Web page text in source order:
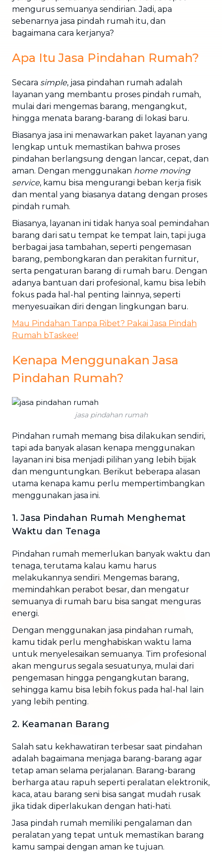
mengurus semuanya sendirian. Jadi, apa
sebenarnya jasa pindah rumah itu, dan
bagaimana cara kerjanya?
Apa Itu Jasa Pindahan Rumah?
Secara simple, jasa pindahan rumah adalah
layanan yang membantu proses pindah rumah,
mulai dari mengemas barang, mengangkut,
hingga menata barang-barang di lokasi baru.
Biasanya jasa ini menawarkan paket layanan yang
lengkap untuk memastikan bahwa proses
pindahan berlangsung dengan lancar, cepat, dan
aman. Dengan menggunakan home moving
service, kamu bisa mengurangi beban kerja fisik
dan mental yang biasanya datang dengan proses
pindah rumah.
Biasanya, layanan ini tidak hanya soal pemindahan
barang dari satu tempat ke tempat lain, tapi juga
berbagai jasa tambahan, seperti pengemasan
barang, pembongkaran dan perakitan furnitur,
serta pengaturan barang di rumah baru. Dengan
adanya bantuan dari profesional, kamu bisa lebih
fokus pada hal-hal penting lainnya, seperti
menyesuaikan diri dengan lingkungan baru.
Mau Pindahan Tanpa Ribet? Pakai Jasa Pindah
Rumah bTaskee!
Kenapa Menggunakan Jasa
Pindahan Rumah?
jasa pindahan rumah
Pindahan rumah memang bisa dilakukan sendiri,
tapi ada banyak alasan kenapa menggunakan
layanan ini bisa menjadi pilihan yang lebih bijak
dan menguntungkan. Berikut beberapa alasan
utama kenapa kamu perlu mempertimbangkan
menggunakan jasa ini.
1. Jasa Pindahan Rumah Menghemat
Waktu dan Tenaga
Pindahan rumah memerlukan banyak waktu dan
tenaga, terutama kalau kamu harus
melakukannya sendiri. Mengemas barang,
memindahkan perabot besar, dan mengatur
semuanya di rumah baru bisa sangat menguras
energi.
Dengan menggunakan jasa pindahan rumah,
kamu tidak perlu menghabiskan waktu lama
untuk menyelesaikan semuanya. Tim profesional
akan mengurus segala sesuatunya, mulai dari
pengemasan hingga pengangkutan barang,
sehingga kamu bisa lebih fokus pada hal-hal lain
yang lebih penting.
2. Keamanan Barang
Salah satu kekhawatiran terbesar saat pindahan
adalah bagaimana menjaga barang-barang agar
tetap aman selama perjalanan. Barang-barang
berharga atau rapuh seperti peralatan elektronik,
kaca, atau barang seni bisa sangat mudah rusak
jika tidak diperlakukan dengan hati-hati.
Jasa pindah rumah memiliki pengalaman dan
peralatan yang tepat untuk memastikan barang
kamu sampai dengan aman ke tujuan.